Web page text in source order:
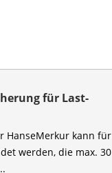
für Last-
HanseMerkur kann für
werden, die max. 30